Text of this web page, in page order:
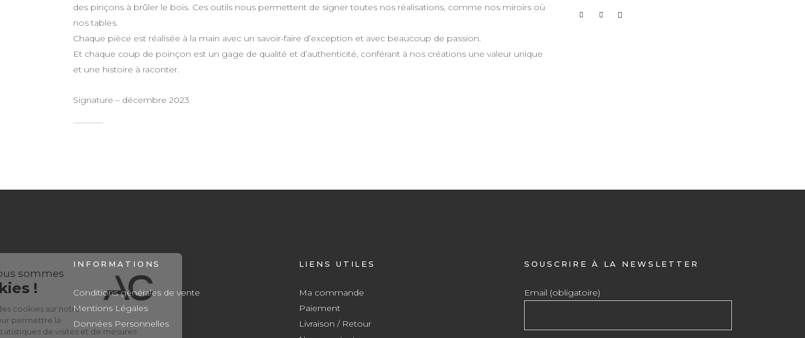
des pinçons à brûler le bois. Ces outils nous permettent de signer toutes nos réalisations, comme nos miroirs où
nos tables.
Chaque pièce est réalisée à la main avec un savoir-faire d’exception et avec beaucoup de passion.
Et chaque coup de poinçon est un gage de qualité et d’authenticité, conférant à nos créations une valeur unique
et une histoire à raconter.
Signature – décembre 2023
INFORMATIONS
Conditions générales de vente
Mentions Légales
Données Personnelles
LIENS UTILES
Ma commande
Paiement
Livraison / Retour
SOUSCRIRE À LA NEWSLETTER
Email (obligatoire)